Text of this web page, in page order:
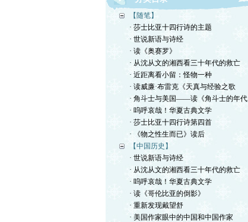
【随笔】
· 莎士比亚十四行诗的主题
· 世说新语与诗经
· 读《奥赛罗》
· 从沈从文的湘西看三十年代的救亡
· 近距离看小留：怪物一种
· 读威廉·布雷克《天真与经验之歌
· 角斗士与美国——读《角斗士的年代
· 呜呼哀哉！华夏古典文学
· 莎士比亚十四行诗第四首
· 《物之性生而已》读后
【中国历史】
· 世说新语与诗经
· 从沈从文的湘西看三十年代的救亡
· 呜呼哀哉！华夏古典文学
· 读《哥伦比亚的倒影》
· 重新发现戴望舒
· 美国作家眼中的中国和中国作家